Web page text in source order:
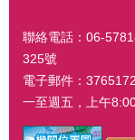
聯絡電話：06-
325號
電子郵件：
一至週五，上午